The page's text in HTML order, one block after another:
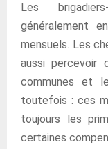
Les
généralement
mensuels. Les
aussi percevoir
communes et
toutefois : ces
toujours les
certaines